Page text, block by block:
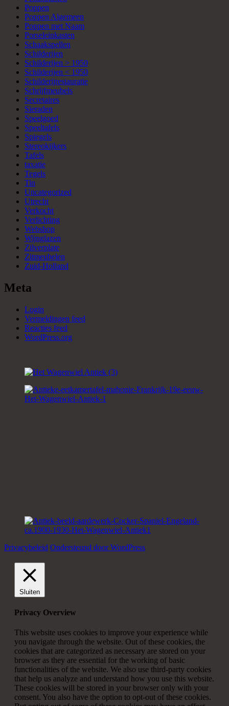
Poppen
Poppen Algemeen
Poppen met Naam
Porseleinkasten
Schaakspellen
Schilderijen
Schilderijen > 1950
Schilderijen < 1950
Schilderijrestauratie
Schrijfmeubels
Secretaires
Sieraden
Speelgoed
Speeltafels
Spiegels
Stereokijkers
Tafels
taxatie
Tegels
Tin
Uncategorized
Utrecht
Verkocht
Verlichting
Webshop
Wijnglazen
Zilverplate
Zitmeubelen
Zuid-Holland
Meta
Login
Vermeldingen feed
Reacties feed
WordPress.org
Privacybeleid Ondersteund door WordPress
Sluiten
Privacy Overview
This website uses cookies to improve your experience while
you navigate through the website. Out of these cookies, the
cookies that are categorized as necessary are stored on your
browser as they are essential for the working of basic
functionalities of the website. We also use third-party cookies
that help us analyze and understand how you use this website.
These cookies will be stored in your browser only with your
consent. You also have the option to opt-out of these cookies.